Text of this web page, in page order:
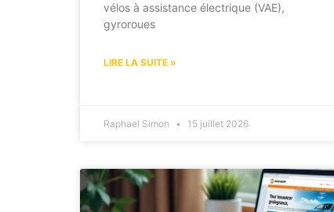
vélos à assistance électrique (VAE),
gyroroues
LIRE LA SUITE »
Raphael Simon 15 juillet 2026